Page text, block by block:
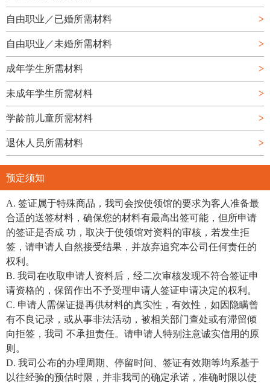
自由职业／已婚所需材料 >
自由职业／未婚所需材料 >
成年学生所需材料 >
未成年学生所需材料 >
学龄前儿童所需材料 >
退休人员所需材料 >
预定须知
A. 签证属于特殊商品，我司会按使领馆的要求为客人准备最
合适的送签材料，确保您的材料有最高出签可能，但所申请
的签证是否成 功，取决于使领馆对资料的审核，若发生拒
签，请申请人自然接受结果，并放弃追究本公司任何责任的
权利。
B. 我司在收取申请人资料后，经二次审核发现不符合签证申
请资格的，保留作出不予受理申请人签证申请决定的权利。
C. 申请人需保证提再供材料的真实性，有效性，如因隐瞒曾
有不良记录，或从事非法活动，被相关部门查处或有滞留倾
向拒签，我司 不承担责任。请申请人特别注意诚实信用的原
则。
D. 我司公布的办理周期、停留时间、签证有效期等均系基于
以往经验的预估时限，并非我司的确定承诺，准确时限以使